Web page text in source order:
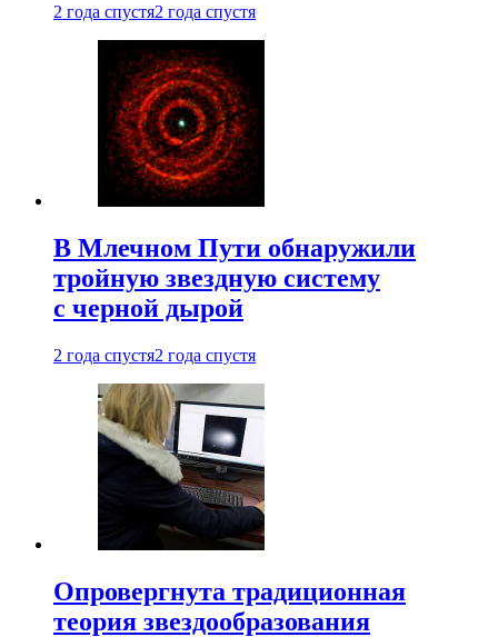
2 года спустя2 года спустя
В Млечном Пути обнаружили
тройную звездную систему
с черной дырой
2 года спустя2 года спустя
Опровергнута традиционная
теория звездообразования